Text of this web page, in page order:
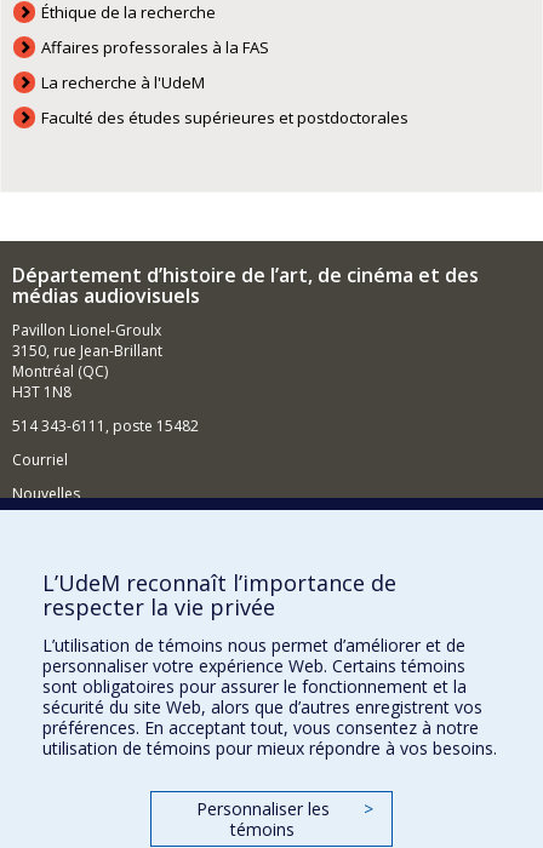
Éthique de la recherche
Affaires professorales à la FAS
La recherche à l'UdeM
Faculté des études supérieures et postdoctorales
Département d’histoire de l’art, de cinéma et des
médias audiovisuels
Pavillon Lionel-Groulx
3150, rue Jean-Brillant
Montréal (QC)
H3T 1N8
514 343-6111, poste 15482
Courriel
Nouvelles
Comment soutenir le Département?
BESOIN D'AIDE?
Plan du site
Signaler une erreur
Accessibilité
FACULTÉ DES ARTS ET DES SCIENCES
Nos départements et écoles
L’UdeM reconnaît l’importance de
respecter la vie privée
L’utilisation de témoins nous permet d’améliorer et de
personnaliser votre expérience Web. Certains témoins
sont obligatoires pour assurer le fonctionnement et la
sécurité du site Web, alors que d’autres enregistrent vos
préférences. En acceptant tout, vous consentez à notre
utilisation de témoins pour mieux répondre à vos besoins.
Personnaliser les
témoins
>